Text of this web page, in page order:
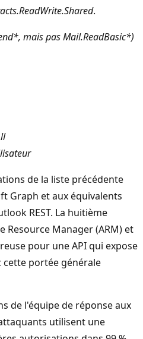
.
mais pas Mail.ReadBasic*)
de la liste précédente
Graph et aux équivalents
REST. La huitième
Manager (ARM) et
pour une API qui expose
cette portée générale
de l'équipe de réponse aux
utilisent une